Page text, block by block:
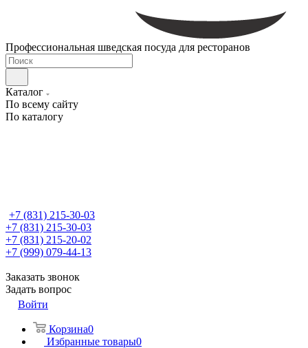
Профессиональная шведская посуда для ресторанов
Каталог
По всему сайту
По каталогу
+7 (831) 215-30-03
+7 (831) 215-30-03
+7 (831) 215-20-02
+7 (999) 079-44-13
Заказать звонок
Задать вопрос
Войти
Корзина0
Избранные товары0